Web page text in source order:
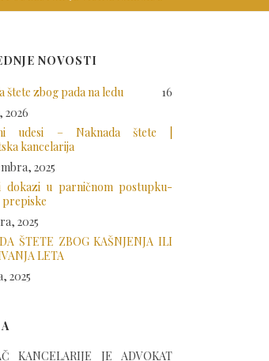
NOVOSTI
štete zbog pada na ledu
16
2026
udesi – Naknada štete |
kancelarija
2025
dokazi u parničnom postupku-
prepiske
2025
ŠTETE ZBOG KAŠNJENJA ILI
LETA
2025
KANCELARIJE JE ADVOKAT